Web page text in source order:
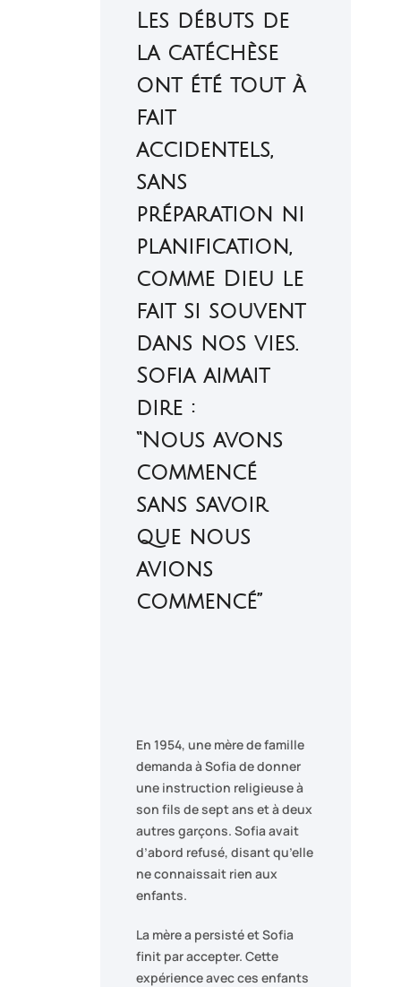
Les débuts de
la catéchèse
ont été tout à
fait
accidentels,
sans
préparation ni
planification,
comme Dieu le
fait si souvent
dans nos vies.
Sofia aimait
dire :
“Nous avons
commencé
sans savoir
que nous
avions
commencé”
En 1954, une mère de famille
demanda à Sofia de donner
une instruction religieuse à
son fils de sept ans et à deux
autres garçons. Sofia avait
d’abord refusé, disant qu’elle
ne connaissait rien aux
enfants.
La mère a persisté et Sofia
finit par accepter. Cette
expérience avec ces enfants